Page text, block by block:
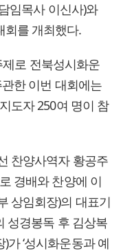
임목사 이신사)와
회를 개최했다.
제로 전북성시화운
한 이번 대회에는
도자 250여 명이 참
찬양사역자 황공주
경배와 찬양에 이
상임회장)의 대표기
성경봉독 후 김상복
‘성시화운동과 예